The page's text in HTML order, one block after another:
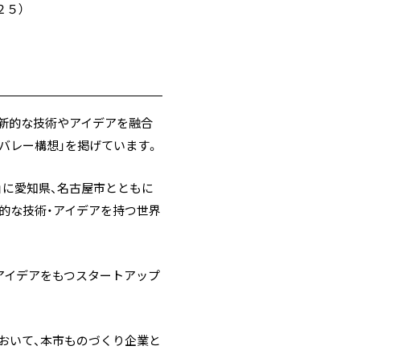
）
的な技術やアイデアを融合
ー構想」を掲げています。
愛知県、名古屋市とともに
な技術・アイデアを持つ世界
イデアをもつスタートアップ
て、本市ものづくり企業と